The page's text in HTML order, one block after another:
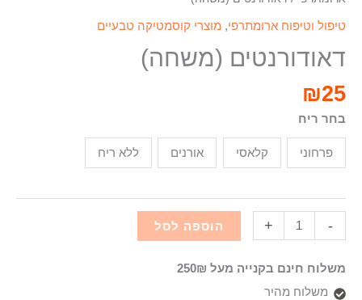
טיפול וטיפוח ארומתרפי, מוצרי קוסמטיקה טבעיים
דאודורנטים (משחה)
₪25
בחר ריח
פרחוני קלאסי אורנים ללא ריח
-
+ הוספה לסל
משלוח חינם בקנייה מעל 250₪
משלוח מהיר